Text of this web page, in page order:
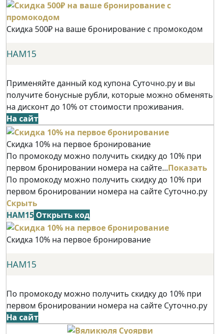
Скидка 500₽ на ваше бронирование с промокодом
НАМ15
Применяйте данный код купона Суточно.ру и вы
получите бонусные рубли, которые можно обменять
на дисконт до 10% от стоимости проживания.
На сайт
Скидка 10% на первое бронирование
По промокоду можно получить скидку до 10% при
первом бронировании номера на сайте...Показать
По промокоду можно получить скидку до 10% при
первом бронировании номера на сайте Суточно.ру
Скрыть
НАМ15 Открыть код
Скидка 10% на первое бронирование
НАМ15
По промокоду можно получить скидку до 10% при
первом бронировании номера на сайте Суточно.ру
На сайт